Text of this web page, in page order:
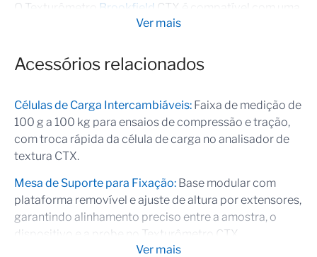
O Texturômetro Brookfield CTX é compatível com uma
ampla variedade de sondas e acessórios, permitindo
Portanto, sua integração com o software
Taxa de saída de dados de 500 Hz, lança estendida
com deslocamento de até 280 mm, células de carga
intercambiáveis de 100g a 100 kg, compatível com
software Texture Pro, precisão de ±0,1% da velocidade
Texturômetro Brookfield CTX –
Recursos e benefícios
Ver mais
Acessórios relacionados
Células de Carga Intercambiáveis: Faixa de medição de
100 g a 100 kg para ensaios de compressão e tração,
com troca rápida da célula de carga no analisador de
textura CTX.
Mesa de Suporte para Fixação: Base modular com
plataforma removível e ajuste de altura por extensores,
garantindo alinhamento preciso entre a amostra, o
dispositivo e a probe no Texturômetro CTX.
Ver mais